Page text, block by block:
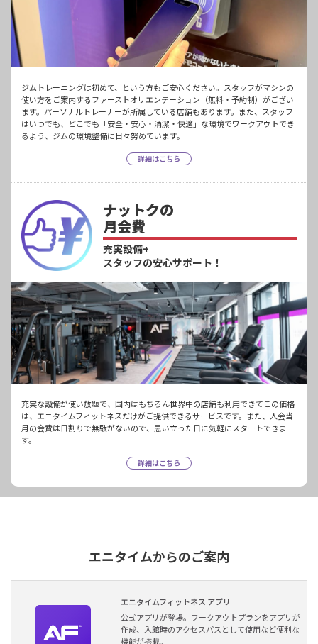
ジムトレーニングは初めて、という方もご安心ください。スタッフがマシンの
使い方をご案内するファーストオリエンテーション（無料・予約制）がござい
ます。パーソナルトレーナーが所属している店舗もあります。また、スタッフ
はいつでも、どこでも「安全・安心・清潔・快適」な環境でワークアウトでき
るよう、ジムの環境整備に日々努めています。
詳細はこちら
ナットクの
月会費
充実設備+
スタッフの安心サポート！
充実な設備が使い放題で、国内はもちろん世界中の店舗も利用できてこの価格
は、エニタイムフィットネスだけがご提供できるサービスです。また、入会当
月の会費は日割りで無駄がないので、思い立った日に気軽にスタートできま
す。
詳細はこちら
エニタイムからのご案内
エニタイムフィットネス アプリ
公式アプリが登場。ワークアウトプランをアプリが
作成、入館時のアクセスパスとして使用など便利な
機能が搭載。